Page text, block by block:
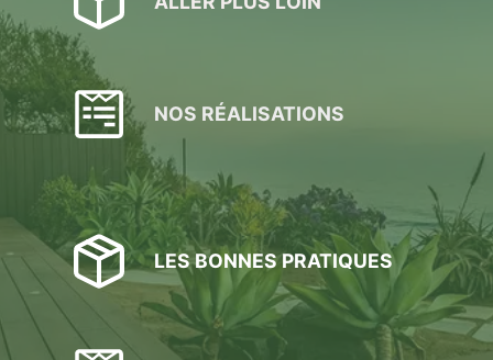
NOS RÉALISATIONS
LES BONNES PRATIQUES